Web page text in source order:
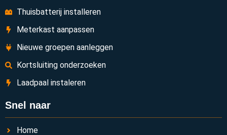
Thuisbatterij installeren
Meterkast aanpassen
Nieuwe groepen aanleggen
Kortsluiting onderzoeken
Laadpaal instaleren
Snel naar
Home